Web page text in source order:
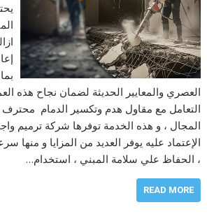
العصري والمعايير الحديثة لضمان نجاح هذه
التعامل مع مقاول هدم وتكسير الدمام
المجال ، و هذه الخدمة توفرها شركة ترميم
الإعتماد عليه يوفر العديد من المزايا و منها
، الحفاظ علي سلامة المبني ، استخدام…
READ MORE